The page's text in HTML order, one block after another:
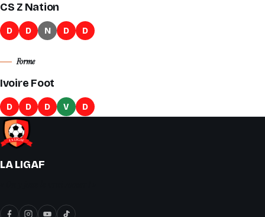
CS Z Nation
D D N D D
Forme
Ivoire Foot
D D D V D
LA LIGAF